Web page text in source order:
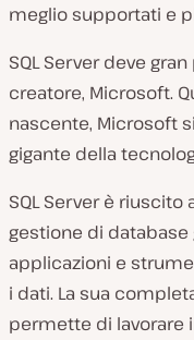
meglio supportati e
SQL Server deve
creatore, Microsoft.
nascente, Microsoft
gigante della
SQL Server è
gestione di database
applicazioni e
i dati. La sua
permette di lavorare